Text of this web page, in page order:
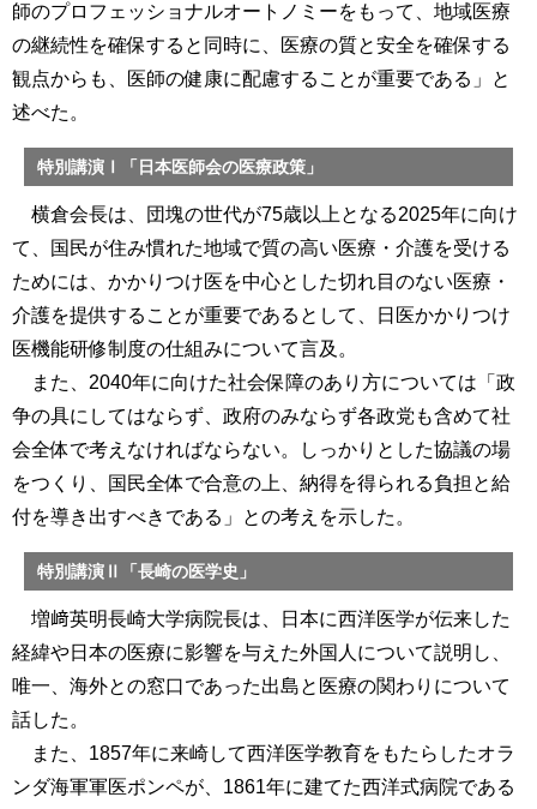
師のプロフェッショナルオートノミーをもって、地域医療
の継続性を確保すると同時に、医療の質と安全を確保する
観点からも、医師の健康に配慮することが重要である」と
述べた。
特別講演Ⅰ「日本医師会の医療政策」
横倉会長は、団塊の世代が75歳以上となる2025年に向け
て、国民が住み慣れた地域で質の高い医療・介護を受ける
ためには、かかりつけ医を中心とした切れ目のない医療・
介護を提供することが重要であるとして、日医かかりつけ
医機能研修制度の仕組みについて言及。
また、2040年に向けた社会保障のあり方については「政
争の具にしてはならず、政府のみならず各政党も含めて社
会全体で考えなければならない。しっかりとした協議の場
をつくり、国民全体で合意の上、納得を得られる負担と給
付を導き出すべきである」との考えを示した。
特別講演Ⅱ「長崎の医学史」
増﨑英明長崎大学病院長は、日本に西洋医学が伝来した
経緯や日本の医療に影響を与えた外国人について説明し、
唯一、海外との窓口であった出島と医療の関わりについて
話した。
また、1857年に来崎して西洋医学教育をもたらしたオラ
ンダ海軍軍医ポンペが、1861年に建てた西洋式病院である